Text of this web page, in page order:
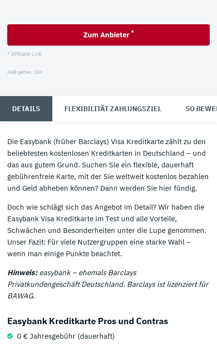
Zum Anbieter *
* Affiliate Link
AGB gelten, 18+
DETAILS FLEXIBILITÄT ZAHLUNGSZIEL SO
Die Easybank (früher Barclays) Visa Kreditkarte zählt zu den
beliebtesten kostenlosen Kreditkarten in Deutschland – und
das aus gutem Grund. Suchen Sie ein flexible, dauerhaft
gebührenfreie Karte, mit der Sie weltweit kostenlos bezahlen
und Geld abheben können? Dann werden Sie hier fündig.
Doch wie schlägt sich das Angebot im Detail? Wir haben die
Easybank Visa Kreditkarte im Test und alle Vorteile,
Schwächen und Besonderheiten unter die Lupe genommen.
Unser Fazit: Für viele Nutzergruppen eine starke Wahl –
wenn man einige Punkte beachtet.
Hinweis:easybank – ehemals Barclays
Privatkundengeschäft Deutschland. Barclays ist lizenziert für
BAWAG.
Easybank Kreditkarte Pros und Contras
0 € Jahresgebühr (dauerhaft)